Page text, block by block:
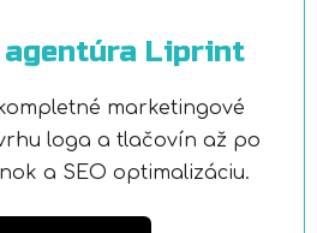
agentúra Liprint
marketingové
loga a tlačovín až po
a SEO optimalizáciu.